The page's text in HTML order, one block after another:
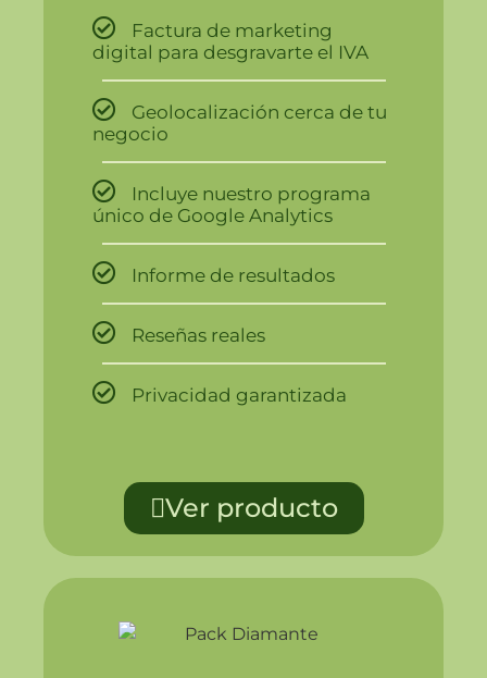
Factura de marketing
digital para desgravarte el IVA
Geolocalización cerca de tu
negocio
Incluye nuestro programa
único de Google Analytics
Informe de resultados
Reseñas reales
Privacidad garantizada
Ver producto